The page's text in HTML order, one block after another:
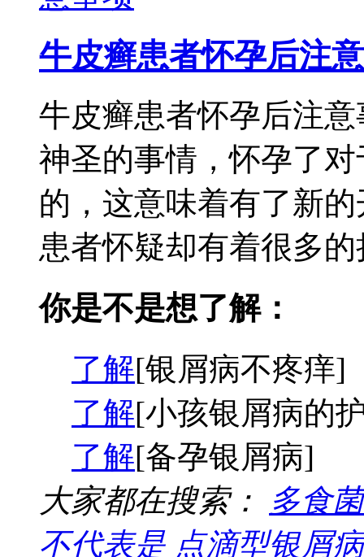
牛皮癣患者怀孕后注意
牛皮癣患者怀孕后注
神圣的事情，怀孕了
的，这意味着有了新
患者怀疑却有着很多
你是不是想了解：
了解[银屑病不疼痒]
了解[小孩银屑病的
了解[备孕银屑病]
大家都在搜索：
多食
不代表是 点滴型银屑